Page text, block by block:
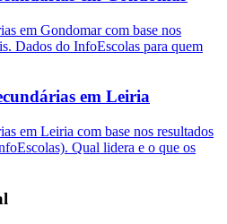
em Gondomar com base nos
Dados do InfoEscolas para quem
em Leiria
em Leiria com base nos resultados
Qual lidera e o que os